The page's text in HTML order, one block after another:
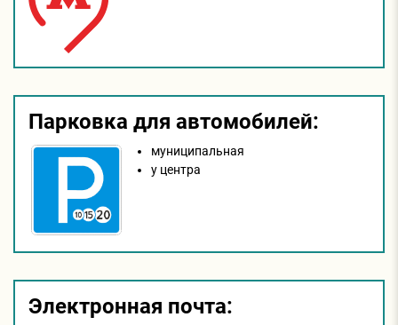
Парковка для автомобилей:
муниципальная
у центра
Электронная почта: